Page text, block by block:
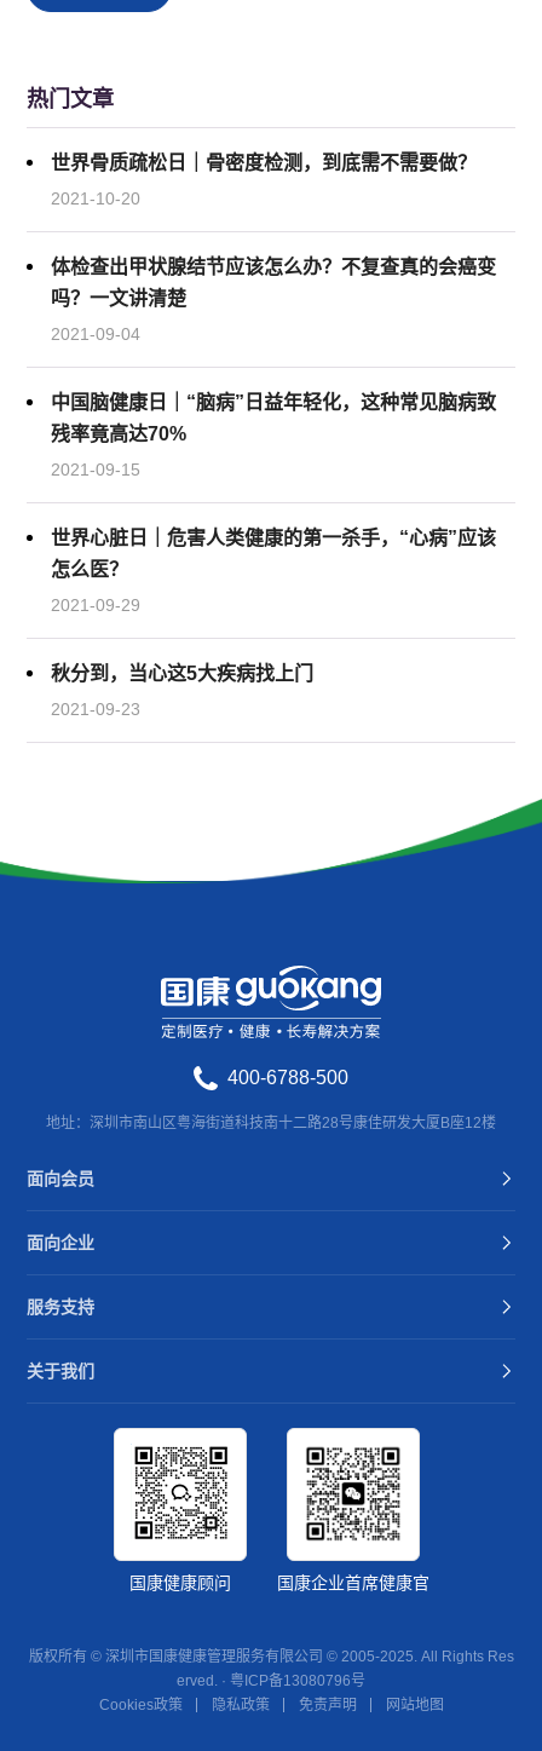
热门文章
世界骨质疏松日｜骨密度检测，到底需不需要做？
2021-10-20
体检查出甲状腺结节应该怎么办？不复查真的会癌变
吗？一文讲清楚
2021-09-04
中国脑健康日｜“脑病”日益年轻化，这种常见脑病致
残率竟高达70%
2021-09-15
世界心脏日｜危害人类健康的第一杀手，“心病”应该
怎么医？
2021-09-29
秋分到，当心这5大疾病找上门
2021-09-23
400-6788-500
地址：深圳市南山区粤海街道科技南十二路28号康佳研发大厦B座12楼
面向会员
面向企业
服务支持
关于我们
国康健康顾问 国康企业首席健康官
版权所有 © 深圳市国康健康管理服务有限公司 © 2005-2025. All Rights Res
erved. · 粤ICP备13080796号
Cookies政策
隐私政策 免责声明 网站地图